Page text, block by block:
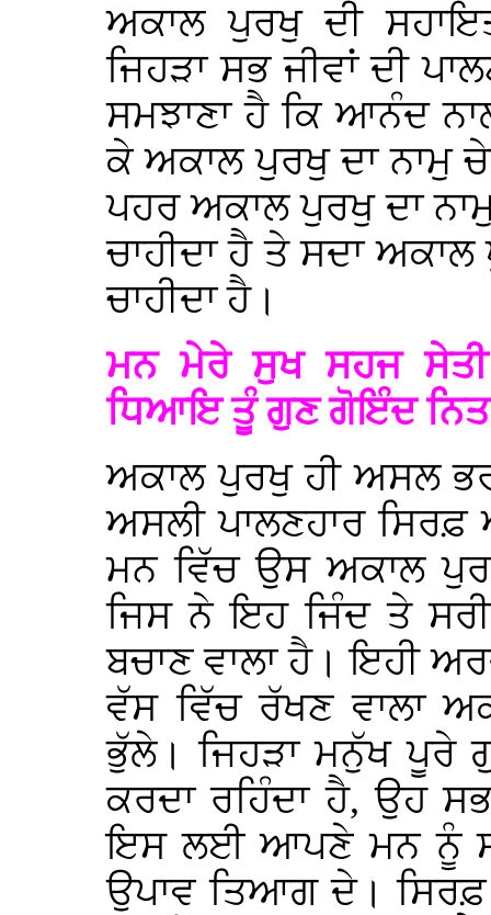
ਅਕਾਲ ਪੁਰਖੁ ਦੀ
ਜਿਹੜਾ ਸਭ ਜੀਵਾਂ ਦੀ
ਸਮਝਾਣਾ ਹੈ ਕਿ ਆਨੰਦ
ਕੇ ਅਕਾਲ ਪੁਰਖੁ ਦਾ ਨਾਮੁ
ਪਹਰ ਅਕਾਲ ਪੁਰਖੁ ਦਾ
ਚਾਹੀਦਾ ਹੈ ਤੇ ਸਦਾ
ਚਾਹੀਦਾ ਹੈ।
ਮਨ ਮੇਰੇ ਸੁਖ ਸਹਜ
ਧਿਆਇ ਤੂੰ ਗੁਣ ਗੋਇੰਦ
ਅਕਾਲ ਪੁਰਖੁ ਹੀ ਅਸਲ
ਅਸਲੀ ਪਾਲਣਹਾਰ
ਮਨ ਵਿੱਚ ਉਸ ਅਕਾਲ
ਜਿਸ ਨੇ ਇਹ ਜਿੰਦ ਤੇ
ਬਚਾਣ ਵਾਲਾ ਹੈ। ਇਹੀ
ਵੱਸ ਵਿੱਚ ਰੱਖਣ ਵਾਲਾ
ਭੁੱਲੇ। ਜਿਹੜਾ ਮਨੁੱਖ ਪੂਰੇ
ਕਰਦਾ ਰਹਿੰਦਾ ਹੈ, ਉਹ
ਇਸ ਲਈ ਆਪਣੇ ਮਨ ਨੂੰ
ਉਪਾਵ ਤਿਆਗ ਦੇ।